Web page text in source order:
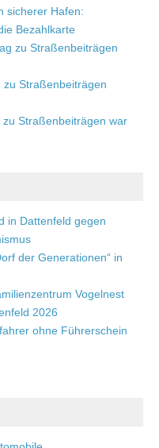
sicherer Hafen:
Bezahlkarte
zu Straßenbeiträgen
zu Straßenbeiträgen
zu Straßenbeiträgen war
in Dattenfeld gegen
der Generationen“ in
Vogelnest
2026
ohne Führerschein